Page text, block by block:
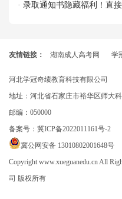
· 录取通知书隐藏福利！直
友情链接： 湖南成人高考网 学
河北学冠奇绩教育科技有限公司
地址：河北省石家庄市裕华区师大
邮编：050000
备案号： 冀ICP备2022011161号-2
冀公网安备 13010802001648号
Copyright www.xueguanedu.cn All
司 版权所有